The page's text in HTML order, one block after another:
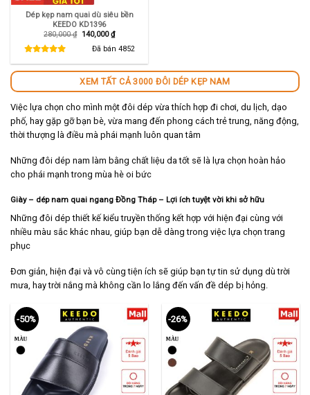
Dép kẹp nam quai dù siêu bền
KEEDO KD1396
280,000₫ Giá
140,000₫Giá
hiện
tại
Đã bán 4852
XEM TẤT CẢ 3000 ĐÔI DÉP KẸP NAM
Việc lựa chọn cho mình một đôi dép vừa thích hợp đi chơi, du lịch, dạo
phố, hay gặp gỡ bạn bè, vừa mang đến phong cách trẻ trung, năng động,
thời thượng là điều mà phái mạnh luôn quan tâm
Những đôi dép nam làm bằng chất liệu da tốt sẽ là lựa chọn hoàn hảo
cho phái mạnh trong mùa hè oi bức
Giày – dép nam quai ngang Đồng Tháp – Lợi ích tuyệt vời khi sở hữu
Những đôi dép thiết kế kiểu truyền thống kết hợp với hiện đại cùng với
nhiều màu sắc khác nhau, giúp bạn dễ dàng trong việc lựa chọn trang
phục
Đơn giản, hiện đại và vô cùng tiện ích sẽ giúp bạn tự tin sử dụng dù trời
mưa, hay trời nắng mà không cần lo lắng đến vấn đề dép bị hỏng.
-50% -26%